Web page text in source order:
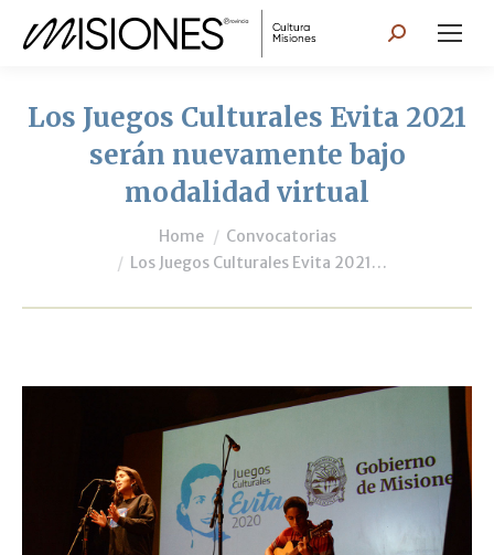
Search:
Los Juegos Culturales Evita 2021
serán nuevamente bajo
modalidad virtual
Home
Convocatorias
Los Juegos Culturales Evita 2021…